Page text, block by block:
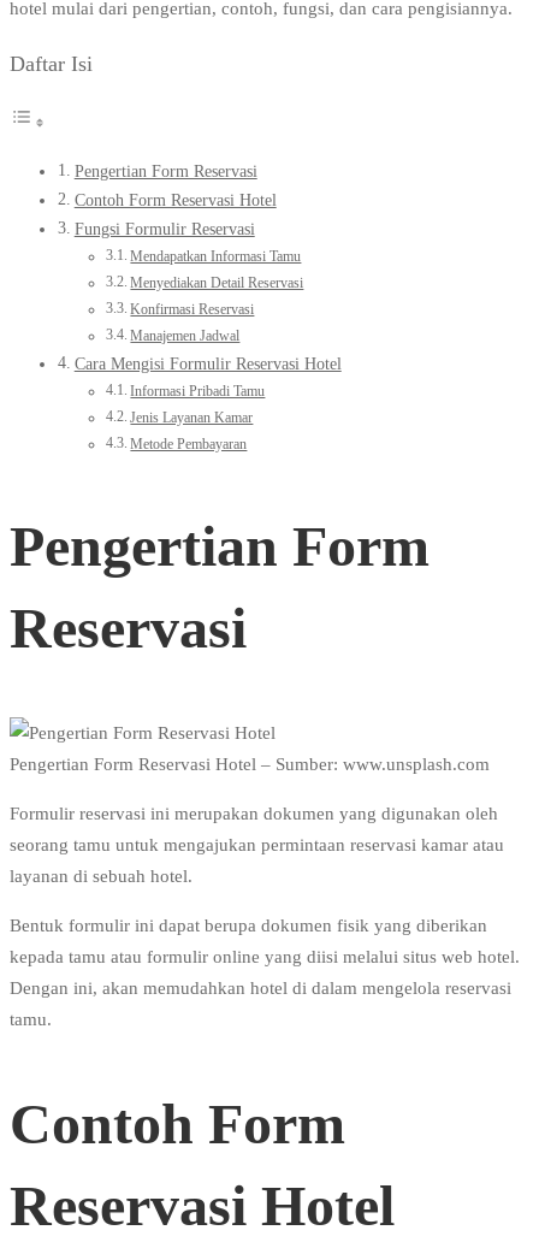
hotel mulai dari pengertian, contoh, fungsi, dan cara pengisiannya.
Daftar Isi
Pengertian Form Reservasi
Contoh Form Reservasi Hotel
Fungsi Formulir Reservasi
Mendapatkan Informasi Tamu
Menyediakan Detail Reservasi
Konfirmasi Reservasi
Manajemen Jadwal
Cara Mengisi Formulir Reservasi Hotel
Informasi Pribadi Tamu
Jenis Layanan Kamar
Metode Pembayaran
Pengertian Form
Reservasi
Pengertian Form Reservasi Hotel – Sumber: www.unsplash.com
Formulir reservasi ini merupakan dokumen yang digunakan oleh
seorang tamu untuk mengajukan permintaan reservasi kamar atau
layanan di sebuah hotel.
Bentuk formulir ini dapat berupa dokumen fisik yang diberikan
kepada tamu atau formulir online yang diisi melalui situs web hotel.
Dengan ini, akan memudahkan hotel di dalam mengelola reservasi
tamu.
Contoh Form
Reservasi Hotel